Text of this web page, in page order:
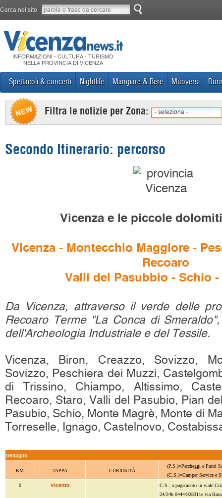
Cerca nel sito
INFORMAZIONI - CULTURA - TURISMO
NELLA PROVINCIA DI VICENZA
Spettacoli & concerti Nightlife Mangiare & Bere Muoversi
Filtra le notizie per Zona: - seleziona -
Secondo Itinerario: percorso
Vicenza e le piccole
Vicenza - Montecchio Maggiore -
Recoaro
Valli del Pasubbio - Schio -
Da Vicenza, attraverso il verde delle
Recoaro Terme "La Conca di
dell'Archeologia Industriale e del Tessile.
Vicenza, Biron, Creazzo, Sovizzo,
Sovizzo, Peschiera dei Muzzi,
di Trissino, Chiampo, Altissimo,
Recoaro, Staro, Valli del Pasubio, Pian
Pasubio, Schio, Monte Magrè, Monte di
Torreselle, Ignago, Castelnovo,
Dettaglio
KM TAPPA CURIOSITÀ
(P.S.)=Parcheggi e Punti
(C.S.)=Camper Service e
0
Vicenza
C.S.: a pagamento in viale
24/24h 0444/928311e via